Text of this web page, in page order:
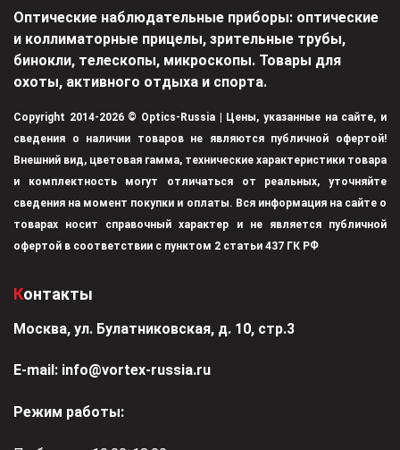
Оптические наблюдательные приборы: оптические
и коллиматорные прицелы, зрительные трубы,
бинокли, телескопы, микроскопы. Товары для
охоты, активного отдыха и спорта.
Copyright 2014-2026 © Optics-Russia | Цены, указанные на сайте, и
сведения о наличии товаров не являются публичной офертой!
Внешний вид, цветовая гамма, технические характеристики товара
и комплектность могут отличаться от реальных, уточняйте
сведения на момент покупки и оплаты. Вся информация на сайте о
товарах носит справочный характер и не является публичной
офертой в соответствии с пунктом 2 статьи 437 ГК РФ
Контакты
Москва, ул. Булатниковская, д. 10, стр.3
Е-mail: info@vortex-russia.ru
Режим работы: